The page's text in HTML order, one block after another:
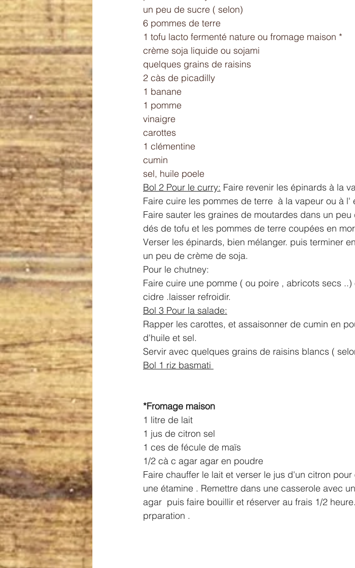
un peu de sucre ( selon)
6 pommes de terre
1 tofu lacto fermenté nature ou fromage maison *
crème soja liquide ou sojami
quelques grains de raisins
2 càs de picadilly
1 banane
1 pomme
vinaigre
carottes
1 clémentine
cumin
sel, huile poele
Bol 2 Pour le curry: Faire revenir les épinards à la
Faire cuire les pommes de terre  à la vapeur ou à l'
Faire sauter les graines de moutardes dans un
dés de tofu et les pommes de terre coupées en
Verser les épinards, bien mélanger. puis terminer
un peu de crème de soja.
Pour le chutney:
Faire cuire une pomme ( ou poire , abricots secs
cidre .laisser refroidir.
Bol 3 Pour la salade:
Rapper les carottes, et assaisonner de cumin en
d'huile et sel.
Servir avec quelques grains de raisins blancs (
Bol 1 riz basmati
*Fromage maison
1 litre de lait
1 jus de citron sel
1 ces de fécule de maïs
1/2 cà c agar agar en poudre
Faire chauffer le lait et verser le jus d'un citron
une étamine . Remettre dans une casserole avec
agar  puis faire bouillir et réserver au frais 1/2
prparation .